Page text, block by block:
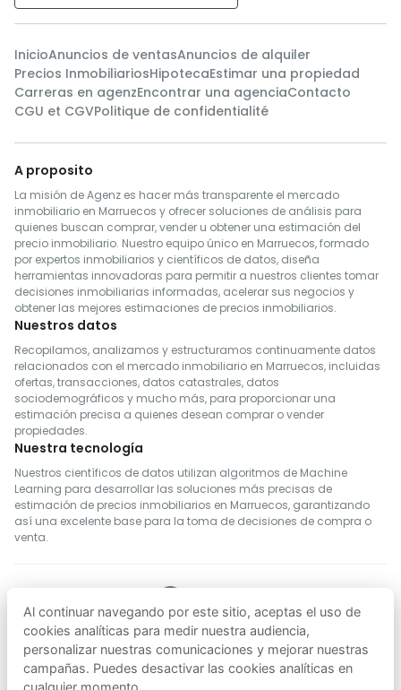
InicioAnuncios de ventasAnuncios de alquiler
Precios InmobiliariosHipotecaEstimar una propiedad
Carreras en agenzEncontrar una agenciaContacto
CGU et CGVPolitique de confidentialité
A proposito
La misión de Agenz es hacer más transparente el mercado
inmobiliario en Marruecos y ofrecer soluciones de análisis para
quienes buscan comprar, vender u obtener una estimación del
precio inmobiliario. Nuestro equipo único en Marruecos, formado
por expertos inmobiliarios y científicos de datos, diseña
herramientas innovadoras para permitir a nuestros clientes tomar
decisiones inmobiliarias informadas, acelerar sus negocios y
obtener las mejores estimaciones de precios inmobiliarios.
Nuestros datos
Recopilamos, analizamos y estructuramos continuamente datos
relacionados con el mercado inmobiliario en Marruecos, incluidas
ofertas, transacciones, datos catastrales, datos
sociodemográficos y mucho más, para proporcionar una
estimación precisa a quienes desean comprar o vender
propiedades.
Nuestra tecnología
Nuestros científicos de datos utilizan algoritmos de Machine
Learning para desarrollar las soluciones más precisas de
estimación de precios inmobiliarios en Marruecos, garantizando
así una excelente base para la toma de decisiones de compra o
venta.
SÍGUENOS
Descargar en
App Store
Descargar en
Al continuar navegando por este sitio, aceptas el uso de
cookies analíticas para medir nuestra audiencia,
personalizar nuestras comunicaciones y mejorar nuestras
campañas. Puedes desactivar las cookies analíticas en
cualquier momento.